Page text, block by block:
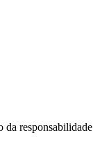
da responsabilidade